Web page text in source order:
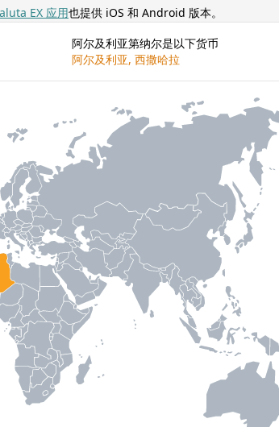
EX 应用也提供 iOS 和 Android 版本。
阿尔及利亚第纳尔是以下货币
阿尔及利亚, 西撒哈拉